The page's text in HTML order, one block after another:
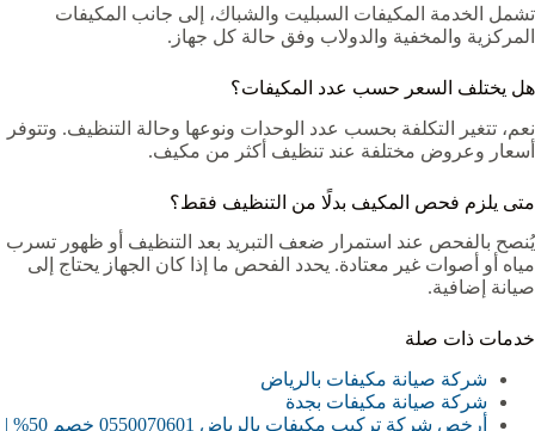
تشمل الخدمة المكيفات السبليت والشباك، إلى جانب المكيفات
المركزية والمخفية والدولاب وفق حالة كل جهاز.
هل يختلف السعر حسب عدد المكيفات؟
نعم، تتغير التكلفة بحسب عدد الوحدات ونوعها وحالة التنظيف. وتتوفر
أسعار وعروض مختلفة عند تنظيف أكثر من مكيف.
متى يلزم فحص المكيف بدلًا من التنظيف فقط؟
يُنصح بالفحص عند استمرار ضعف التبريد بعد التنظيف أو ظهور تسرب
مياه أو أصوات غير معتادة. يحدد الفحص ما إذا كان الجهاز يحتاج إلى
صيانة إضافية.
خدمات ذات صلة
شركة صيانة مكيفات بالرياض
شركة صيانة مكيفات بجدة
أرخص شركة تركيب مكيفات بالرياض 0550070601 خصم 50% |